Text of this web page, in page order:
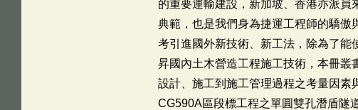
的重要運輸建設，新加坡、香港亦派
典範，也是我們身為捷運工程師的驕傲
考引進國外新技術、新工法，除為了能
昇國內土木營造工程施工技術，本冊叢
設計、施工到施工管理過程之考量因素
CG590A區段標工程之單圓雙孔潛盾隧